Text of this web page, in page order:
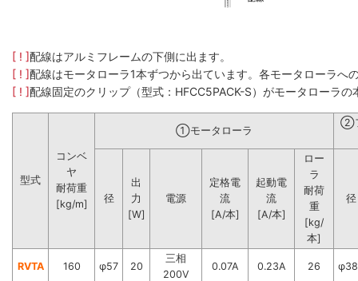
[ ! ]配線はアルミフレームの下側に出ます。
[ ! ]配線はモータローラ1本ずつから出ています。各モータローラへ
[ ! ]配線固定のクリップ（型式：HFCC5PACK-S）がモータローラ
型式
コンベ
ヤ
耐荷重
[kg/m]
①モータローラ
②
径
出
力
[W]
電源
定格電
流
[A/本]
起動電
流
[A/本]
ロー
ラ
耐荷
重
[kg/
本]
径
RVTA 160 φ57 20
三相
200V
0.07A 0.23A 26